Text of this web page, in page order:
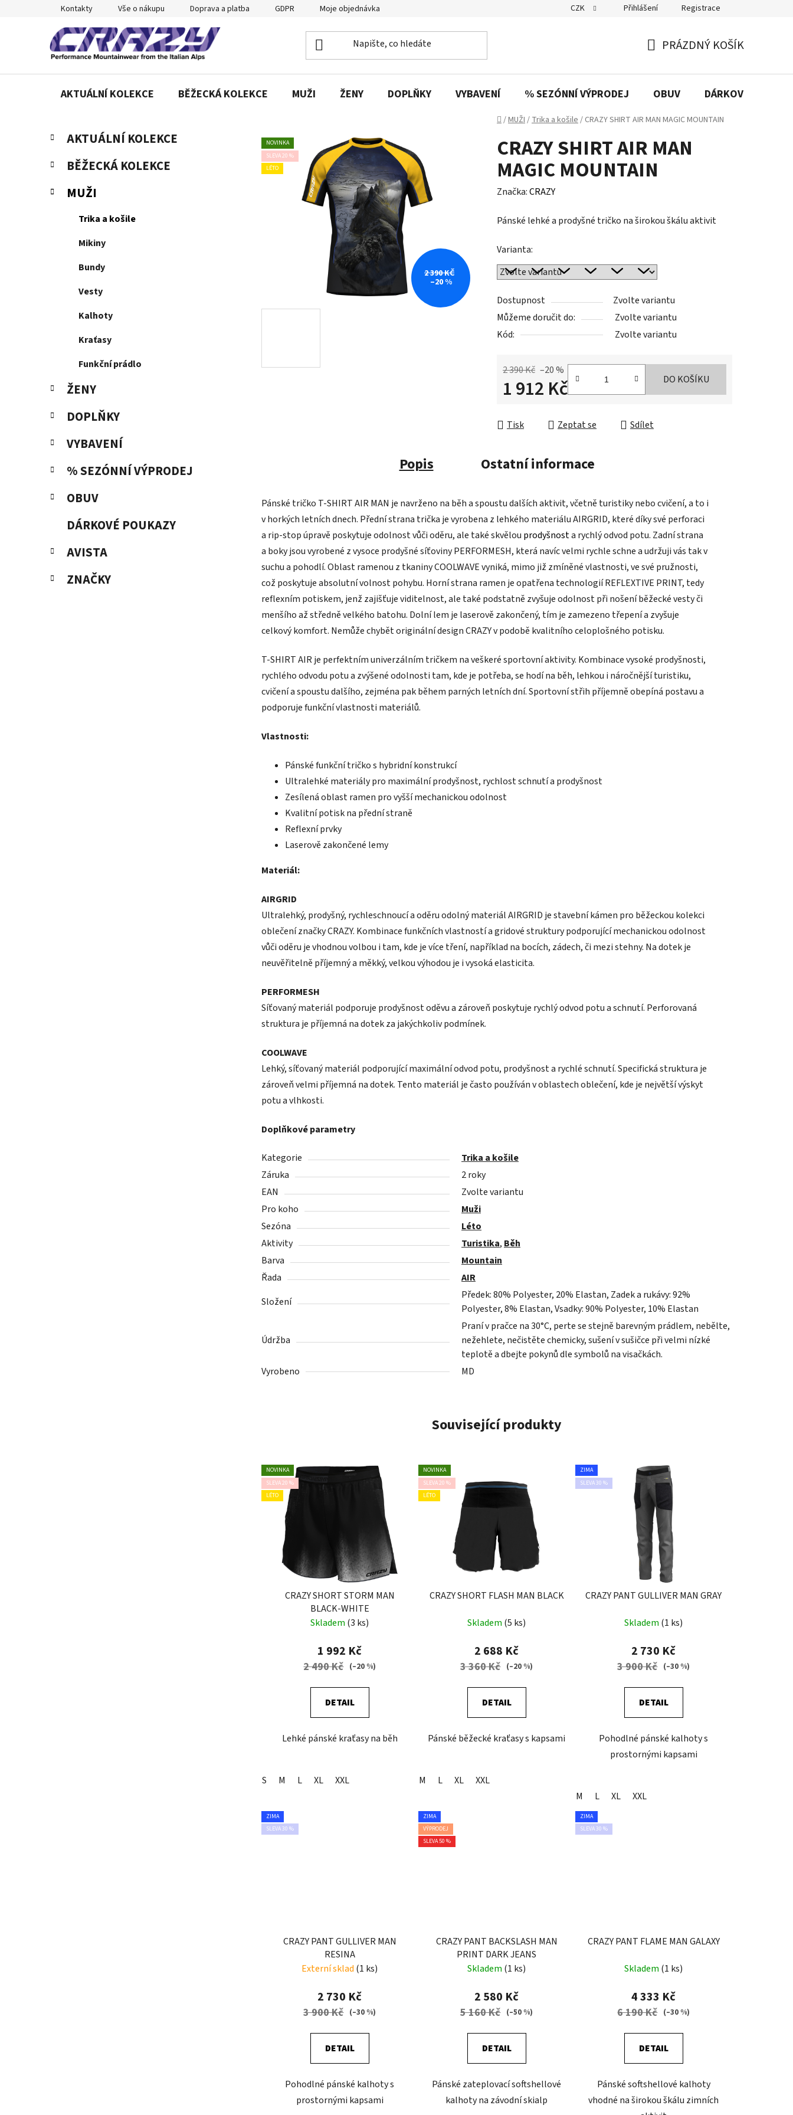
Kontakty Vše o nákupu Doprava a platba GDPR Moje objednávka CZK Přihlášení Registrace
KOŠÍK
PRÁZDNÝ KOŠÍK
AKTUÁLNÍ KOLEKCE BĚŽECKÁ KOLEKCE MUŽI ŽENY DOPLŇKY VYBAVENÍ % SEZÓNNÍ VÝPRODEJ OBUV DÁRKOVÉ
Domů
/MUŽI/Trika a košile/ CRAZY SHIRT AIR MAN MAGIC MOUNTAIN
P
s
r
Přeskočit
kategorie
K
a
t
e
o
AKTUÁLNÍ KOLEKCE
BĚŽECKÁ KOLEKCE
MUŽI
Trika a košile
Mikiny
Bundy
Vesty
Kalhoty
Kraťasy
Funkční prádlo
ŽENY
DOPLŇKY
VYBAVENÍ
% SEZÓNNÍ VÝPRODEJ
OBUV
DÁRKOVÉ POUKAZY
AVISTA
ZNAČKY
CRAZY SHIRT AIR MAN
MAGIC MOUNTAIN
Značka:CRAZY
Pánské lehké a prodyšné tričko na širokou škálu aktivit
Varianta:
Dostupnost
Zvolte variantu
Můžeme doručit do:
Zvolte variantu
Kód:
Zvolte variantu
2 390 Kč –20 %
1 912 Kč DO KOŠÍKU
Tisk Zeptat se Sdílet
NOVINKA
SLEVA 20 %
LÉTO
2 390 KČ
–20 %
Popis Ostatní informace
Pánské tričko T-SHIRT AIR MAN je navrženo na běh a spoustu dalších aktivit, včetně turistiky nebo cvičení, a to i
v horkých letních dnech. Přední strana trička je vyrobena z lehkého materiálu AIRGRID, které díky své perforaci
a rip-stop úpravě poskytuje odolnost vůči oděru, ale také skvělou prodyšnosta rychlý odvod potu. Zadní strana
a boky jsou vyrobené z vysoce prodyšné síťoviny PERFORMESH, která navíc velmi rychle schne a udržuji vás tak v
suchu a pohodlí. Oblast ramenou z tkaniny COOLWAVE vyniká, mimo již zmíněné vlastnosti, ve své pružnosti,
což poskytuje absolutní volnost pohybu. Horní strana ramen je opatřena technologií REFLEXTIVE PRINT, tedy
reflexním potiskem, jenž zajišťuje viditelnost, ale také podstatně zvyšuje odolnost při nošení běžecké vesty či
menšího až středně velkého batohu. Dolní lem je laserově zakončený, tím je zamezeno třepení a zvyšuje
celkový komfort. Nemůže chybět originální design CRAZY v podobě kvalitního celoplošného potisku.
T-SHIRT AIR je perfektním univerzálním tričkem na veškeré sportovní aktivity. Kombinace vysoké prodyšnosti,
rychlého odvodu potu a zvýšené odolnosti tam, kde je potřeba, se hodí na běh, lehkou i náročnější turistiku,
cvičení a spoustu dalšího, zejména pak během parných letních dní. Sportovní střih příjemně obepíná postavu a
podporuje funkční vlastnosti materiálů.
Vlastnosti:
Pánské funkční tričko s hybridní konstrukcí
Ultralehké materiály pro maximální prodyšnost, rychlost schnutí a prodyšnost
Zesílená oblast ramen pro vyšší mechanickou odolnost
Kvalitní potisk na přední straně
Reflexní prvky
Laserově zakončené lemy
Materiál:
AIRGRID
Ultralehký, prodyšný, rychleschnoucí a oděru odolný materiál AIRGRID je stavební kámen pro běžeckou kolekci
oblečení značky CRAZY. Kombinace funkčních vlastností a gridové struktury podporující mechanickou odolnost
vůči oděru je vhodnou volbou i tam, kde je více tření, například na bocích, zádech, či mezi stehny. Na dotek je
neuvěřitelně příjemný a měkký, velkou výhodou je i vysoká elasticita.
PERFORMESH
Síťovaný materiál podporuje prodyšnost oděvu a zároveň poskytuje rychlý odvod potu a schnutí. Perforovaná
struktura je příjemná na dotek za jakýchkoliv podmínek.
COOLWAVE
Lehký, síťovaný materiál podporující maximální odvod potu, prodyšnost a rychlé schnutí. Specifická struktura je
zároveň velmi příjemná na dotek. Tento materiál je často používán v oblastech oblečení, kde je největší výskyt
potu a vlhkosti.
Doplňkové parametry
Kategorie
Trika a košile
Záruka
2 roky
EAN
Zvolte variantu
Pro koho
Muži
Sezóna
Léto
Aktivity
Turistika, Běh
Barva
Mountain
Řada
AIR
Složení
Předek: 80% Polyester, 20% Elastan, Zadek a rukávy: 92%
Polyester, 8% Elastan, Vsadky: 90% Polyester, 10% Elastan
Údržba
Praní v pračce na 30°C, perte se stejně barevným prádlem, nebělte,
nežehlete, nečistěte chemicky, sušení v sušičce při velmi nízké
teplotě a dbejte pokynů dle symbolů na visačkách.
Vyrobeno
MD
Související produkty
NOVINKA
SLEVA 20 %
LÉTO
CRAZY SHORT STORM MAN
BLACK-WHITE
Skladem (3 ks)
1 992 Kč
2 490 Kč (–20 %)
DETAIL
Lehké pánské kraťasy na běh
S M L XL XXL
NOVINKA
SLEVA 20 %
LÉTO
CRAZY SHORT FLASH MAN BLACK
Skladem (5 ks)
2 688 Kč
3 360 Kč (–20 %)
DETAIL
Pánské běžecké kraťasy s kapsami
M L XL XXL
ZIMA
SLEVA 30 %
CRAZY PANT GULLIVER MAN GRAY
Skladem (1 ks)
2 730 Kč
3 900 Kč (–30 %)
DETAIL
Pohodlné pánské kalhoty s
prostornými kapsami
M L XL XXL
ZIMA
SLEVA 30 %
CRAZY PANT GULLIVER MAN
RESINA
Externí sklad (1 ks)
2 730 Kč
3 900 Kč (–30 %)
DETAIL
Pohodlné pánské kalhoty s
prostornými kapsami
ZIMA
VÝPRODEJ
SLEVA 50 %
CRAZY PANT BACKSLASH MAN
PRINT DARK JEANS
Skladem (1 ks)
2 580 Kč
5 160 Kč (–50 %)
DETAIL
Pánské zateplovací softshellové
kalhoty na závodní skialp
ZIMA
SLEVA 30 %
CRAZY PANT FLAME MAN GALAXY
Skladem (1 ks)
4 333 Kč
6 190 Kč (–30 %)
DETAIL
Pánské softshellové kalhoty
vhodné na širokou škálu zimních